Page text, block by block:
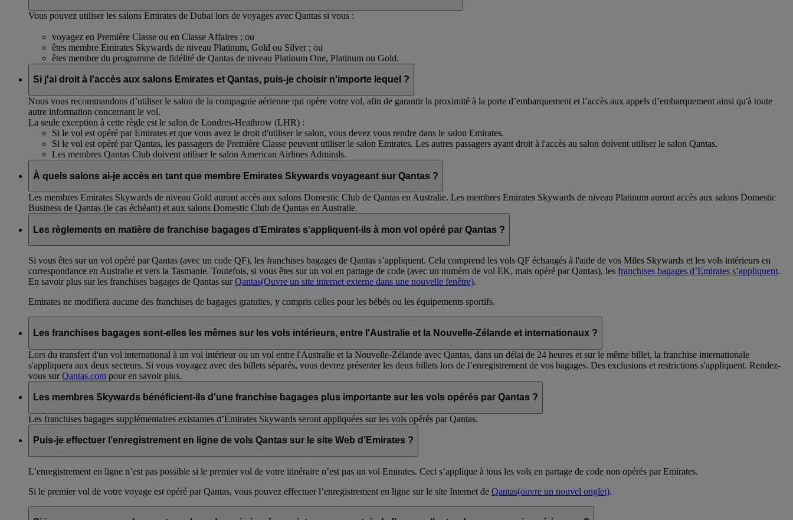
Vous pouvez utiliser les salons Emirates de Dubai lors de voyages avec Qantas si vous :
voyagez en Première Classe ou en Classe Affaires ; ou
êtes membre Emirates Skywards de niveau Platinum, Gold ou Silver ; ou
êtes membre du programme de fidélité de Qantas de niveau Platinum One, Platinum ou Gold.
Si j'ai droit à l'accès aux salons Emirates et Qantas, puis-je choisir n'importe lequel ?
Nous vous recommandons d’utiliser le salon de la compagnie aérienne qui opère votre vol, afin de garantir la proximité à la porte d’embarquement et l’accès aux appels d’embarquement ainsi qu'à toute
autre information concernant le vol.
La seule exception à cette règle est le salon de Londres-Heathrow (LHR) :
Si le vol est opéré par Emirates et que vous avez le droit d'utiliser le salon, vous devez vous rendre dans le salon Emirates.
Si le vol est opéré par Qantas, les passagers de Première Classe peuvent utiliser le salon Emirates. Les autres passagers ayant droit à l'accès au salon doivent utiliser le salon Qantas.
Les membres Qantas Club doivent utiliser le salon American Airlines Admirals.
À quels salons ai-je accès en tant que membre Emirates Skywards voyageant sur Qantas ?
Les membres Emirates Skywards de niveau Gold auront accès aux salons Domestic Club de Qantas en Australie. Les membres Emirates Skywards de niveau Platinum auront accès aux salons Domestic
Business de Qantas (le cas échéant) et aux salons Domestic Club de Qantas en Australie.
Les règlements en matière de franchise bagages d’Emirates s’appliquent-ils à mon vol opéré par Qantas ?
Si vous êtes sur un vol opéré par Qantas (avec un code QF), les franchises bagages de Qantas s’appliquent. Cela comprend les vols QF échangés à l'aide de vos Miles Skywards et les vols intérieurs en
correspondance en Australie et vers la Tasmanie. Toutefois, si vous êtes sur un vol en partage de code (avec un numéro de vol EK, mais opéré par Qantas), les franchises bagages d’Emirates s’appliquent.
En savoir plus sur les franchises bagages de Qantas surQantas(Ouvre un site internet externe dans une nouvelle fenêtre).
Emirates ne modifiera aucune des franchises de bagages gratuites, y compris celles pour les bébés ou les équipements sportifs.
Les franchises bagages sont-elles les mêmes sur les vols intérieurs, entre l'Australie et la Nouvelle-Zélande et internationaux ?
Lors du transfert d'un vol international à un vol intérieur ou un vol entre l'Australie et la Nouvelle-Zélande avec Qantas, dans un délai de 24 heures et sur le même billet, la franchise internationale
s'appliquera aux deux secteurs. Si vous voyagez avec des billets séparés, vous devrez présenter les deux billets lors de l’enregistrement de vos bagages. Des exclusions et restrictions s'appliquent. Rendez-
vous surQantas.com pour en savoir plus.
Les membres Skywards bénéficient-ils d'une franchise bagages plus importante sur les vols opérés par Qantas ?
Les franchises bagages supplémentaires existantes d’Emirates Skywards seront appliquées sur les vols opérés par Qantas.
Puis-je effectuer l’enregistrement en ligne de vols Qantas sur le site Web d’Emirates ?
L’enregistrement en ligne n’est pas possible si le premier vol de votre itinéraire n’est pas un vol Emirates. Ceci s’applique à tous les vols en partage de code non opérés par Emirates.
Si le premier vol de votre voyage est opéré par Qantas, vous pouvez effectuer l’enregistrement en ligne sur le site Internet de Qantas(ouvre un nouvel onglet).